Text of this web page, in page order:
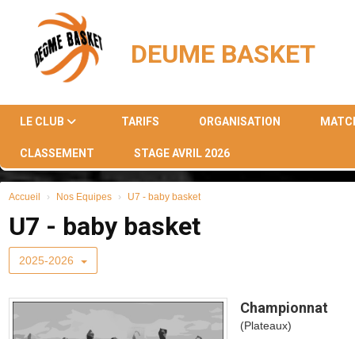
DEUME BASKET
LE CLUB TARIFS ORGANISATION
CLASSEMENT STAGE AVRIL 2026
Accueil Nos Equipes U7 - baby basket
U7 - baby basket
2025-2026
Championnat
(Plateaux)